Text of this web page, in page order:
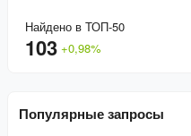
Найдено в ТОП-50
103 +0,98%
Популярные запросы